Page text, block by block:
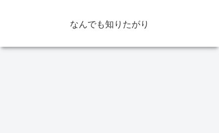
なんでも知りたがり